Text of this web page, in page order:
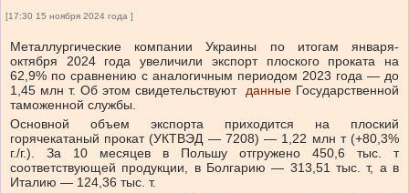
[17:30 15 ноября 2024 года ]
Металлургические компании Украины по итогам января-
октября 2024 года увеличили экспорт плоского проката на
62,9% по сравнению с аналогичным периодом 2023 года — до
1,45 млн т. Об этом свидетельствуют данные Государственной
таможенной службы.
Основной объем экспорта приходится на плоский
горячекатаный прокат (УКТВЭД — 7208) — 1,22 млн т (+80,3%
г./г.). За 10 месяцев в Польшу отгружено 450,6 тыс. т
соответствующей продукции, в Болгарию — 313,51 тыс. т, а в
Италию — 124,36 тыс. т.